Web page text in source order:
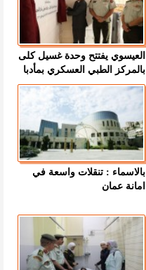
العيسوي يفتتح وحدة غسيل كلى
بالمركز الطبي العسكري بمأدبا
بالاسماء : تنقلات واسعة في
امانة عمان